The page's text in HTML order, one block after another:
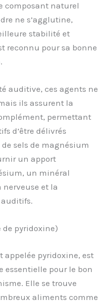
composant naturel
ne s’agglutine,
stabilité et
reconnu pour sa bonne
auditive, ces agents ne
ils assurent la
permettant
d’être délivrés
sels de magnésium
un apport
un minéral
et la
pyridoxine)
appelée pyridoxine, est
essentielle pour le bon
Elle se trouve
aliments comme